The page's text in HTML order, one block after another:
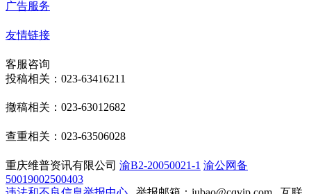
广告服务
友情链接
客服咨询
投稿相关：023-63416211
撤稿相关：023-63012682
查重相关：023-63506028
重庆维普资讯有限公司 渝B2-20050021-1 渝公网备
50019002500403